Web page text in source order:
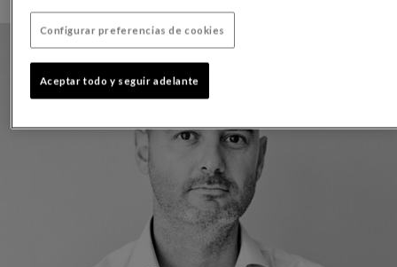
Configurar preferencias de cookies
Aceptar todo y seguir adelante